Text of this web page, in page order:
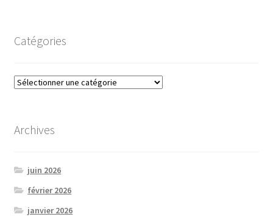
Catégories
Catégories
Archives
juin 2026
février 2026
janvier 2026